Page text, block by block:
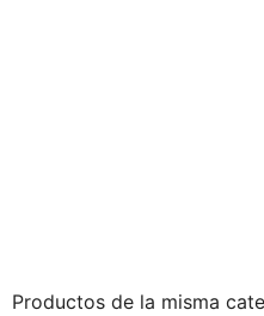
Productos de la misma